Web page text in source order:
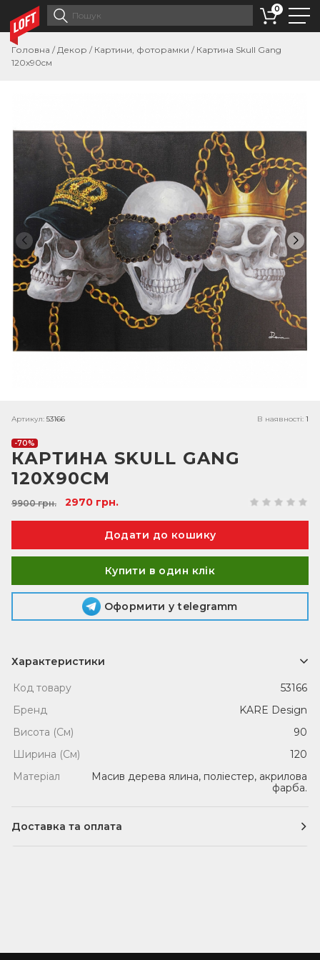
0
Головна /Декор / Картини, фоторамки / Картина Skull Gang
120x90cм
Артикул: 53166 В наявності: 1
-70%
КАРТИНА SKULL GANG
120X90CМ
9900 грн. 2970 грн.
Купити в один клік
Оформити у telegramm
Характеристики
Код товару
53166
Бренд
KARE Design
Висота (См)
90
Ширина (См)
120
Матеріал
Масив дерева ялина, поліестер, акрилова
фарба.
Доставка та оплата
Здійснюється будь-якими службами доставки